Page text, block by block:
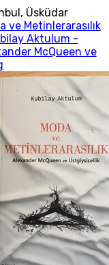
, Üsküdar
ve Metinlerarasılık
Aktulum -
McQueen ve